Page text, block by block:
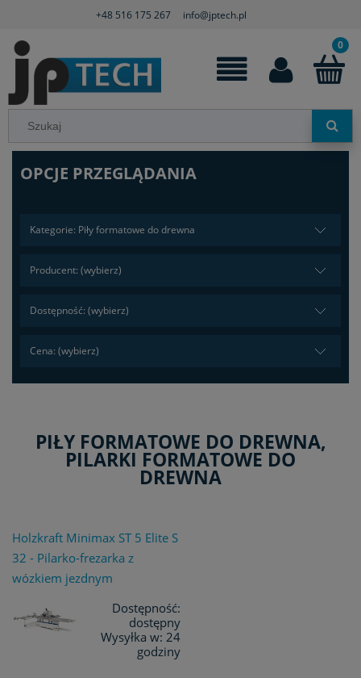
+48 516 175 267 info@jptech.pl
OPCJE PRZEGLĄDANIA
Kategorie: Piły formatowe do drewna
Producent: (wybierz)
Dostępność: (wybierz)
Cena: (wybierz)
PIŁY FORMATOWE DO DREWNA,
PILARKI FORMATOWE DO
DREWNA
Holzkraft Minimax ST 5 Elite S
32 - Pilarko-frezarka z
wózkiem jezdnym
Dostępność:
dostępny
Wysyłka w: 24
godziny